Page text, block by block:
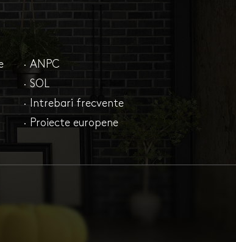
· ANPC
· SOL
· Intrebari frecvente
· Proiecte europene